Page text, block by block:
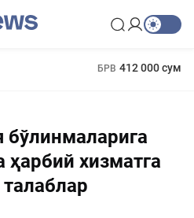
БРВ 412 000 сум
ҳарбий хизматга